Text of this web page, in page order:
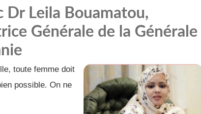
Dr Leila Bouamatou,
Générale de la Générale
toute femme doit
possible. On ne